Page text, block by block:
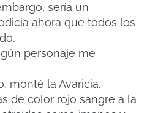
sería un
ahora que todos los
personaje me
monté la Avaricia.
de color rojo sangre a la